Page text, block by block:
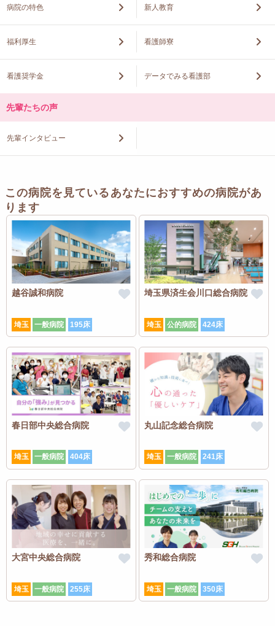
病院の特色 新人教育
福利厚生 看護師寮
看護奨学金 データでみる看護部
先輩たちの声
先輩インタビュー
この病院を見ているあなたにおすすめの病院があ
ります
越谷誠和病院
埼玉 一般病院 195床
埼玉県済生会川口総合病院
埼玉 公的病院 424床
春日部中央総合病院
埼玉 一般病院 404床
丸山記念総合病院
埼玉 一般病院 241床
大宮中央総合病院
埼玉 一般病院 255床
秀和総合病院
埼玉 一般病院 350床